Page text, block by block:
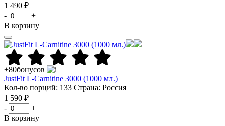
1 490 ₽
-
+
В корзину
+80бонусов
JustFit L-Carnitine 3000 (1000 мл.)
Кол-во порций: 133 Страна: Россия
1 590 ₽
-
+
В корзину